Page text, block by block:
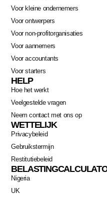
Voor kleine ondernemers
Voor ontwerpers
Voor non-profitorganisaties
Voor aannemers
Voor accountants
Voor starters
HELP
Hoe het werkt
Veelgestelde vragen
Neem contact met ons op
WETTELIJK
Privacybeleid
Gebruikstermijn
Restitutiebeleid
Nigeria
UK